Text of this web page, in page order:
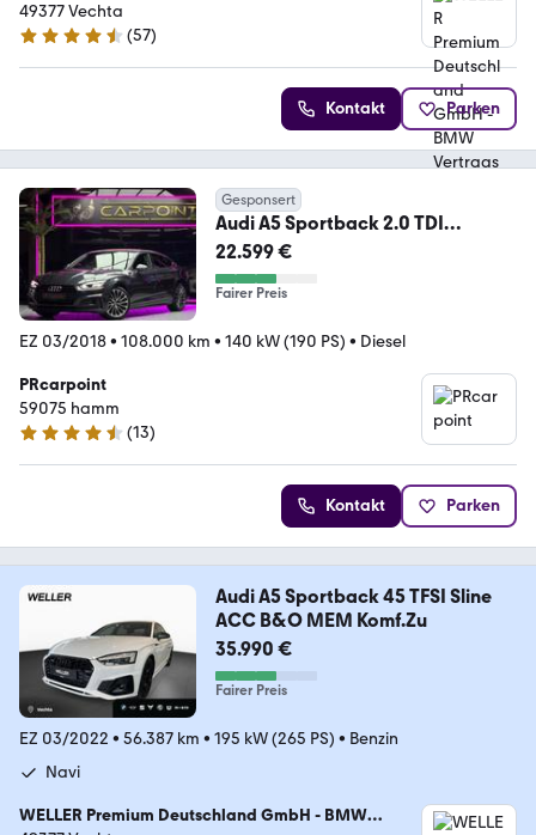
Vertragshändler
49377 Vechta
4.3 Sterne
(57)
Kontakt Parken
Gesponsert
Audi A5 Sportback 2.0 TDI
Quattro 3x-Sline/LED/Virtl.
22.599 €
Fairer Preis
EZ 03/2018• 108.000 km • 140 kW (190 PS) • Diesel
PRcarpoint
59075 hamm
4.5 Sterne
(13)
Kontakt Parken
Audi A5 Sportback 45 TFSI Sline
ACC B&O MEM Komf.Zu
35.990 €
Fairer Preis
EZ 03/2022 • 56.387 km • 195 kW (265 PS) • Benzin
Navi
WELLER Premium Deutschland GmbH - BMW